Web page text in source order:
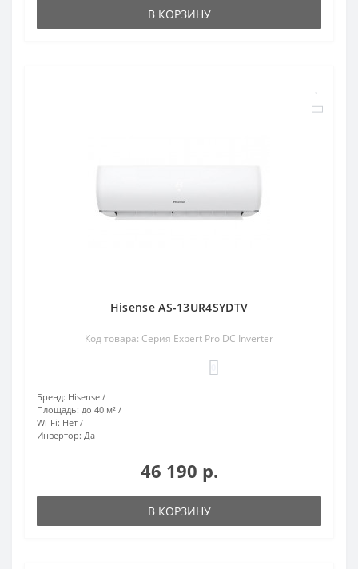
В КОРЗИНУ
Hisense AS-13UR4SYDTV
Код товара: Серия Expert Pro DC Inverter
Бренд: Hisense
Площадь: до 40 м²
Wi-Fi: Нет
Инвертор: Да
46 190 р.
В КОРЗИНУ